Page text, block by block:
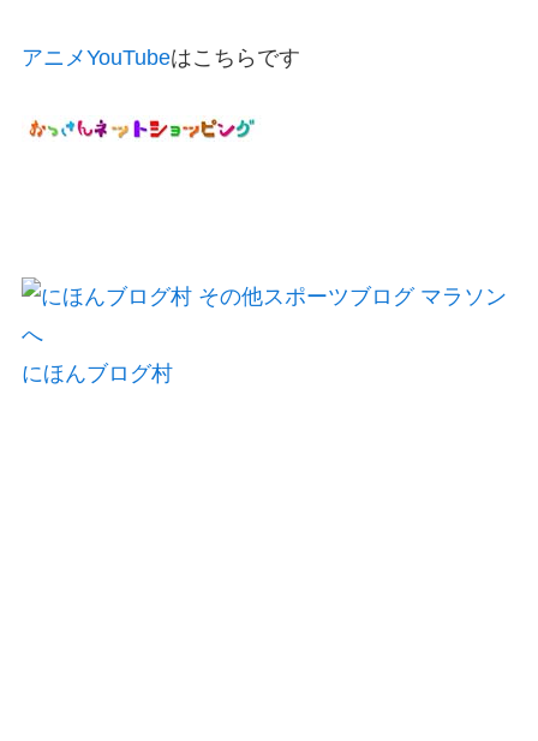
アニメYouTubeはこちらです
にほんブログ村